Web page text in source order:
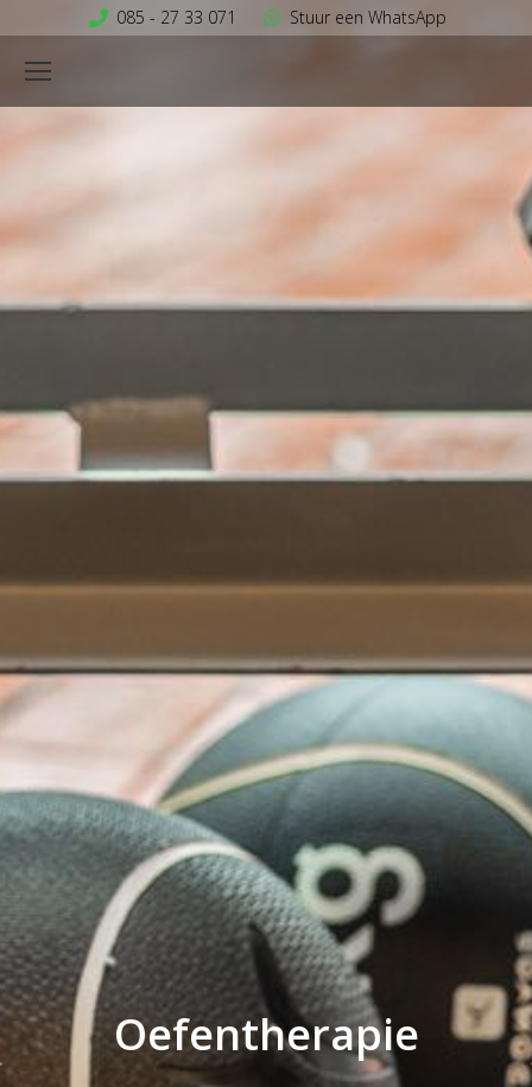
085 - 27 33 071 Stuur een WhatsApp
Oefentherapie